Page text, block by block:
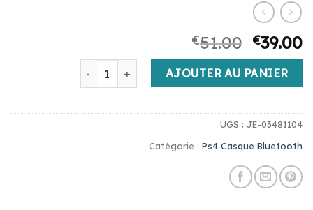
€51.00 €39.00
quantité de ps4 casque bluetooth
AJOUTER AU PANIER
UGS : JE-03481104
Catégorie : Ps4 Casque Bluetooth